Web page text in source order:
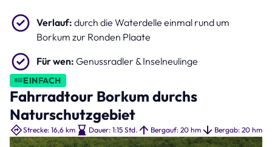
Verlauf: durch die Waterdelle einmal rund um
Borkum zur Ronden Plaate
Für wen: Genussradler & Inselneulinge
EINFACH
Fahrradtour Borkum durchs
Naturschutzgebiet
Strecke: 16,6 km Dauer: 1:15 Std. Bergauf: 20 hm Bergab: 20 hm